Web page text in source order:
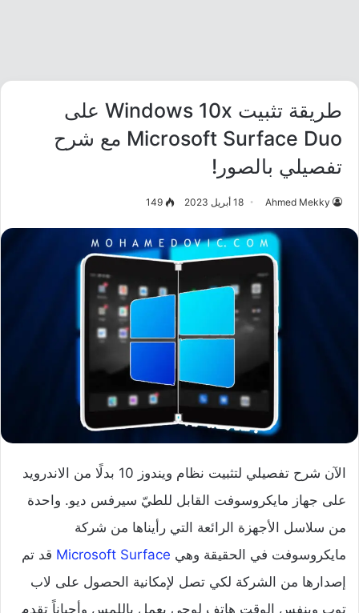
طريقة تثبيت Windows 10x على
Microsoft Surface Duo مع شرح
تفصيلي بالصور!
Ahmed Mekky 18 أبريل 2023 149
الآن شرح تفصيلي لتثبيت نظام ويندوز 10 بدلًا من الاندرويد
على جهاز مايكروسوفت القابل للطيّ سيرفس ديو. واحدة
من سلاسل الأجهزة الرائعة التي رأيناها من شركة
مايكروسوفت في الحقيقة وهي Microsoft Surface قد تم
إصدارها من الشركة لكي تصل لإمكانية الحصول على لاب
توب وبنفس الوقت هاتف لوحي يعمل باللمس وأحياناً تقدم